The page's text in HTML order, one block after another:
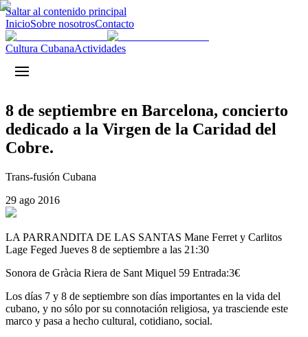
Saltar al contenido principal
InicioSobre nosotrosContacto
Cultura CubanaActividades
8 de septiembre en Barcelona, concierto
dedicado a la Virgen de la Caridad del
Cobre.
Trans-fusión Cubana
29 ago 2016
LA PARRANDITA DE LAS SANTAS Mane Ferret y Carlitos
Lage Feged Jueves 8 de septiembre a las 21:30
Sonora de Gràcia Riera de Sant Miquel 59 Entrada:3€
Los días 7 y 8 de septiembre son días importantes en la vida del
cubano, y no sólo por su connotación religiosa, ya trasciende este
marco y pasa a hecho cultural, cotidiano, social.